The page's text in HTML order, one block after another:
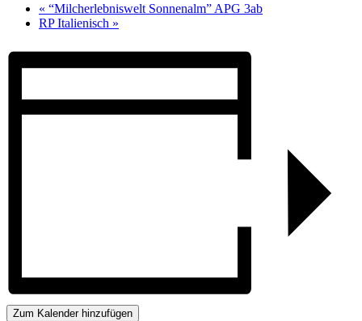
« “Milcherlebniswelt Sonnenalm” APG 3ab
RP Italienisch »
Zum Kalender hinzufügen